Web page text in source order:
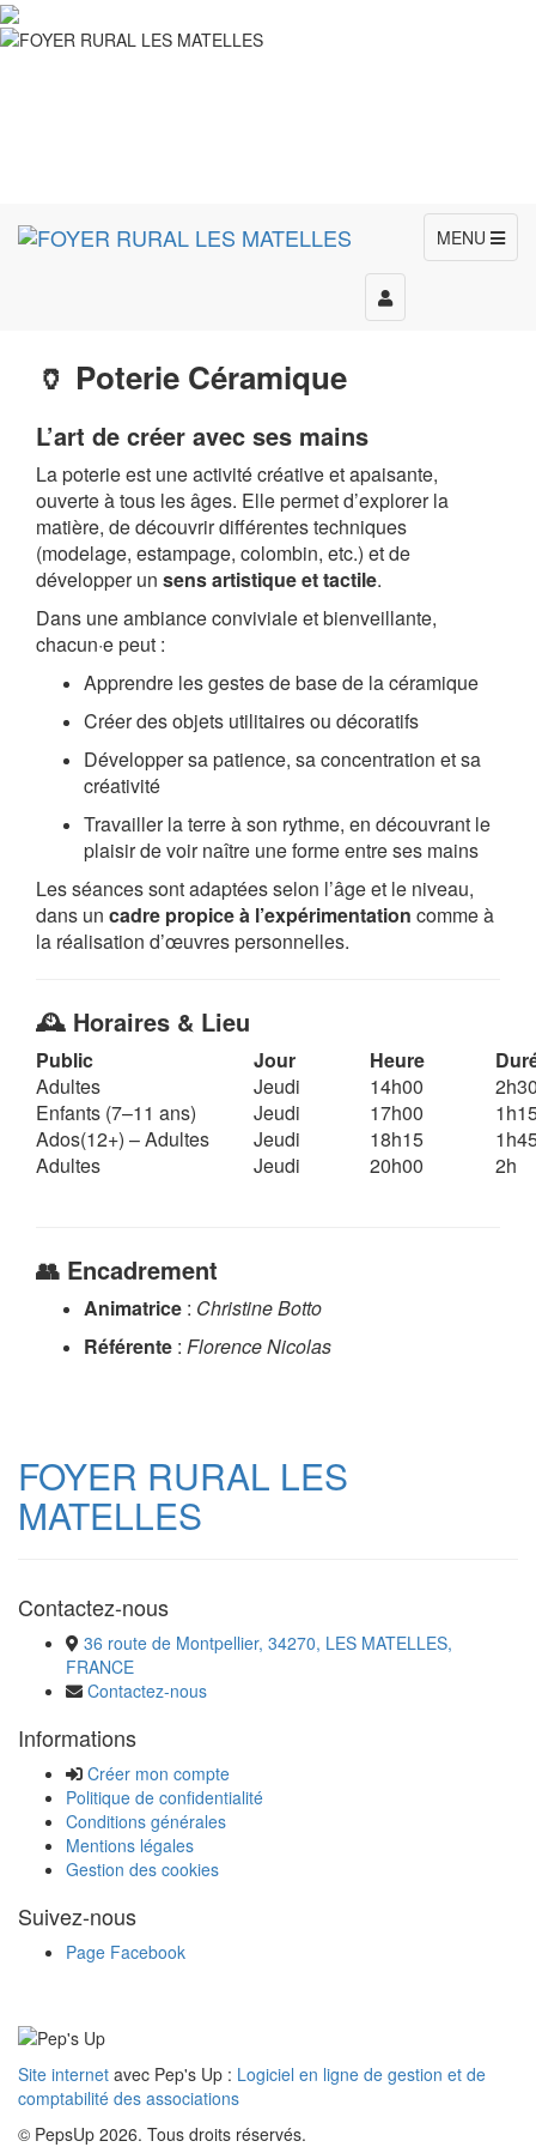
MENU
Toggle
navigation
🏺 Poterie Céramique
L’art de créer avec ses mains
La poterie est une activité créative et apaisante,
ouverte à tous les âges. Elle permet d’explorer la
matière, de découvrir différentes techniques
(modelage, estampage, colombin, etc.) et de
développer un sens artistique et tactile.
Dans une ambiance conviviale et bienveillante,
chacun·e peut :
Apprendre les gestes de base de la céramique
Créer des objets utilitaires ou décoratifs
Développer sa patience, sa concentration et sa
créativité
Travailler la terre à son rythme, en découvrant le
plaisir de voir naître une forme entre ses mains
Les séances sont adaptées selon l’âge et le niveau,
dans un cadre propice à l’expérimentation comme à
la réalisation d’œuvres personnelles.
🕰️ Horaires & Lieu
Public Jour Heure
Adultes
Jeudi 14h00
Enfants (7–11 ans)
Jeudi 17h00
Ados(12+) – Adultes
Jeudi 18h15
Adultes
Jeudi 20h00 2h
👥 Encadrement
Animatrice : Christine Botto
Référente : Florence Nicolas
FOYER RURAL LES
MATELLES
Contactez-nous
36 route de Montpellier, 34270, LES MATELLES,
FRANCE
Contactez-nous
Informations
Créer mon compte
Politique de confidentialité
Conditions générales
Mentions légales
Gestion des cookies
Suivez-nous
Page Facebook
Site internet avec Pep's Up : Logiciel en ligne de gestion et de
comptabilité des associations
© PepsUp 2026. Tous droits réservés.